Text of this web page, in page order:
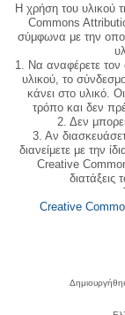
Η χρήση του υλικού
Commons
σύμφωνα με την
1. Να αναφέρετε τον
υλικού, το
κάνει στο υλικό.
τρόπο και δεν
2. Δεν
3. Αν
διανείμετε με την
Creative
διατάξεις
Creative